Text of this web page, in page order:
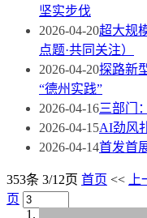
坚实步伐
2026-04-20超大规
点题·共同关注）
2026-04-20探路新
“德州实践”
2026-04-16三部门
2026-04-15AI劲风
2026-04-14首发首
353条 3/12页 首页 << 上
页